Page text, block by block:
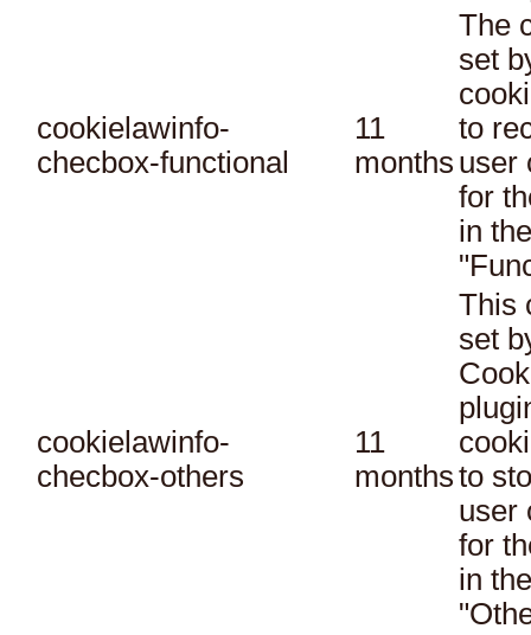
cookielawinfo-
checbox-functional
11
months
The
set
to
user
for
in
cookielawinfo-
checbox-others
11
months
This
set
to
user
for
in